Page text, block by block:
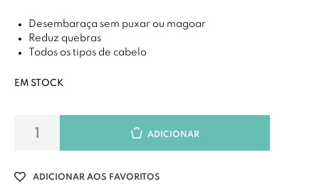
Desembaraça sem puxar ou magoar
Reduz quebras
Todos os tipos de cabelo
EM STOCK
ADICIONAR
ADICIONAR AOS FAVORITOS